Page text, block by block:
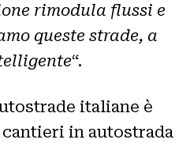
rimodula flussi e
queste strade, a
“.
italiane è
in autostrada